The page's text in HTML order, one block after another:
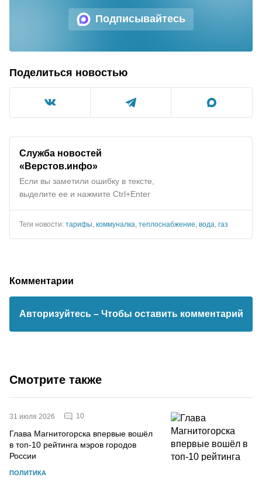
Подписывайтесь
Поделиться новостью
Служба новостей
«Верстов.инфо»
Если вы заметили ошибку в тексте,
выделите ее и нажмите Ctrl+Enter
Теги новости: тарифы коммуналка теплоснабжение вода газ
Комментарии
Авторизуйтесь – Чтобы оставить комментарий
Смотрите также
31 июля 2026 10
Глава Магнитогорска впервые вошёл
в топ-10 рейтинга мэров городов
России
ПОЛИТИКА